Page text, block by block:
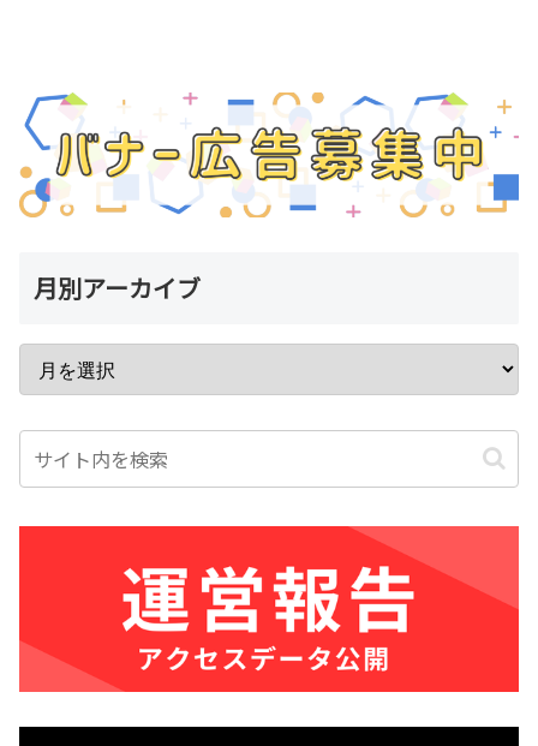
月別アーカイブ